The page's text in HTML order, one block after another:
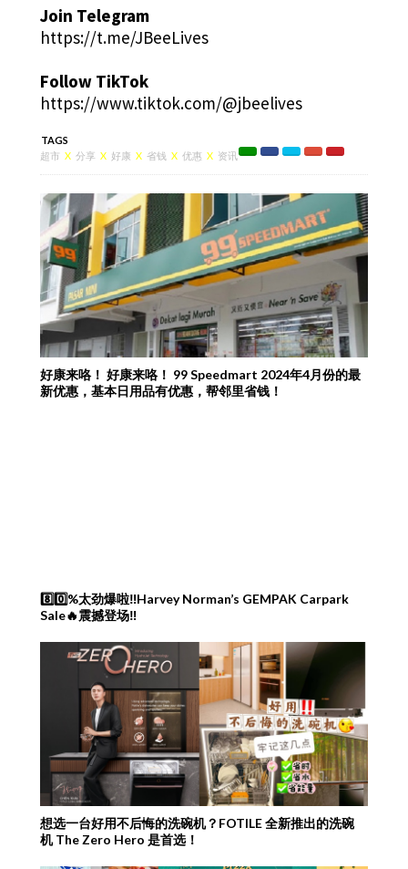
Join Telegram
https://t.me/JBeeLives
Follow TikTok
https://www.tiktok.com/@jbeelives
TAGS
超市 X 分享 X 好康 X 省钱 X 优惠 X 资讯
好康来咯！ 好康来咯！ 99 Speedmart 2024年4月份的最
新优惠，基本日用品有优惠，帮邻里省钱！
8️⃣0️⃣%太劲爆啦‼️Harvey Norman’s GEMPAK Carpark
Sale🔥震撼登场‼️
想选一台好用不后悔的洗碗机？FOTILE 全新推出的洗碗
机 The Zero Hero 是首选！